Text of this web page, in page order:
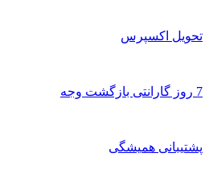
تحویل اکسپرس
7 روز گارانتی بازگشت وجه
پشتیبانی همیشگی